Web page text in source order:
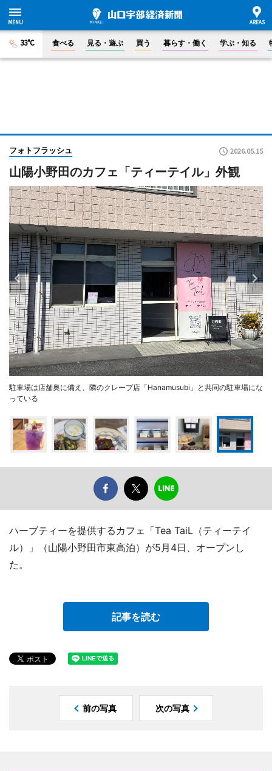
33°C 食べる 見る・遊ぶ 買う 暮らす・働く 学ぶ・知る
フォトフラッシュ 2026.05.15
山陽小野田のカフェ「ティーテイル」外観
駐車場は店舗奥に備え、隣のクレープ店「Hanamusubi」と共同の駐車場にな
っている
ハーブティーを提供するカフェ「Tea TaiL（ティーテイ
ル）」（山陽小野田市東高泊）が5月4日、オープンし
た。
記事を読む
前の写真 次の写真